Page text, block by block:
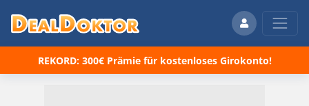
REKORD: 300€ Prämie für kostenloses Girokonto!